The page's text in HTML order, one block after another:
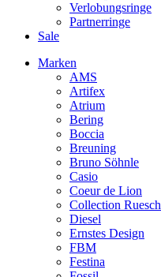
Verlobungsringe
Partnerringe
Sale
Marken
AMS
Artifex
Atrium
Bering
Boccia
Breuning
Bruno Söhnle
Casio
Coeur de Lion
Collection Ruesch
Diesel
Ernstes Design
FBM
Festina